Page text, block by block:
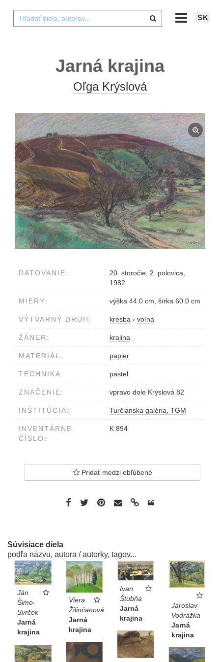
SK
Jarná krajina
Oľga Krýslová
DATOVANIE:
20. storočie, 2. polovica,
1982
MIERY: výška 44.0 cm, šírka 60.0 cm
VÝTVARNÝ DRUH: kresba › voľná
ŽÁNER: krajina
MATERIÁL: papier
TECHNIKA: pastel
ZNAČENIE: vpravo dole Krýslová 82
INŠTITÚCIA: Turčianska galéria, TGM
INVENTÁRNE
ČÍSLO:
K 894
Pridať medzi obľúbené
Súvisiace diela
podľa názvu, autora / autorky, tagov...
Ján
Šimo-
Svrček
Jarná
krajina
Viera
Žilinčanová
Jarná
krajina
Ivan
Štubňa
Jarná
krajina
Jaroslav
Vodrážka
Jarná
krajina